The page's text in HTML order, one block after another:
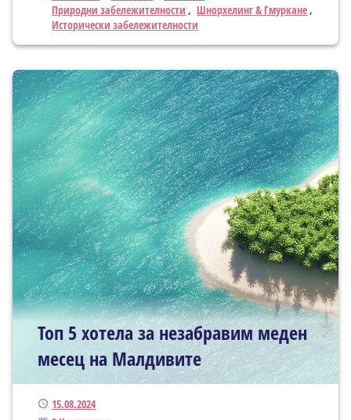
Природни забележителности
Шнорхелинг & Гмуркане
Исторически забележителности
Топ 5 хотела за незабравим меден
месец на Малдивите
Публикуван
15.08.2024